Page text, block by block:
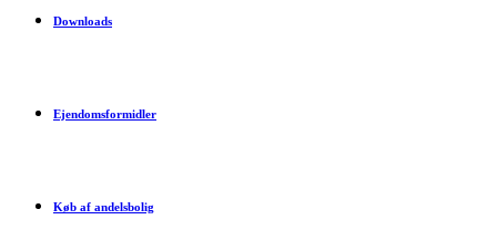
Downloads
Ejendomsformidler
Køb af andelsbolig